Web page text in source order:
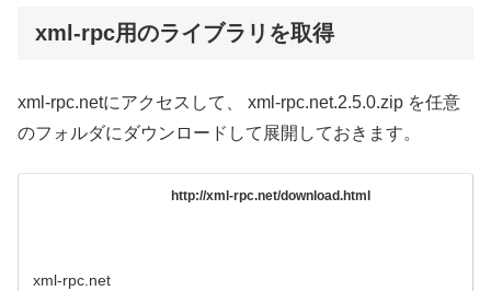
xml-rpc用のライブラリを取得
xml-rpc.netにアクセスして、 xml-rpc.net.2.5.0.zip を任意
のフォルダにダウンロードして展開しておきます。
http://xml-rpc.net/download.html
xml-rpc.net